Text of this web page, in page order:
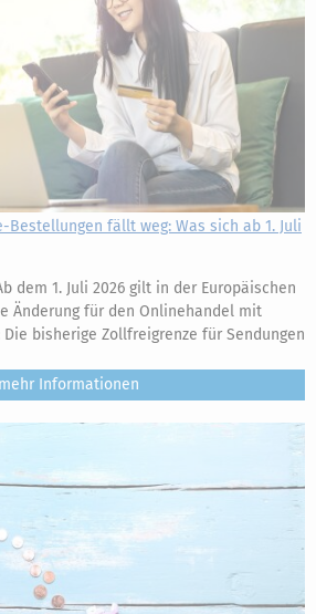
fällt weg: Was sich ab 1. Juli
dem 1. Juli 2026 gilt in der Europäischen
Änderung für den Onlinehandel mit
bisherige Zollfreigrenze für Sendungen
mehr